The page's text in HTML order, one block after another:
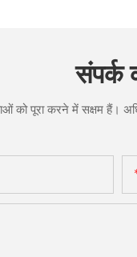
संपर्क
को पूरा करने में सक्षम हैं।